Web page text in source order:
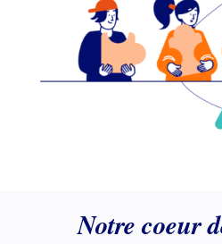
Notre coeur